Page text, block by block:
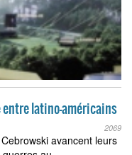
entre latino-américains
2069
avancent leurs